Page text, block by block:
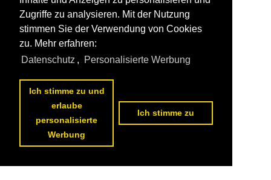
Zugriffe zu analysieren. Mit der Nutzung
stimmen Sie der Verwendung von Cookies
zu. Mehr erfahren:
Datenschutz , Personalisierte Werbung
Ich stimme zu und
erlaube
personalisierte
Werbung
Ich stimme zu